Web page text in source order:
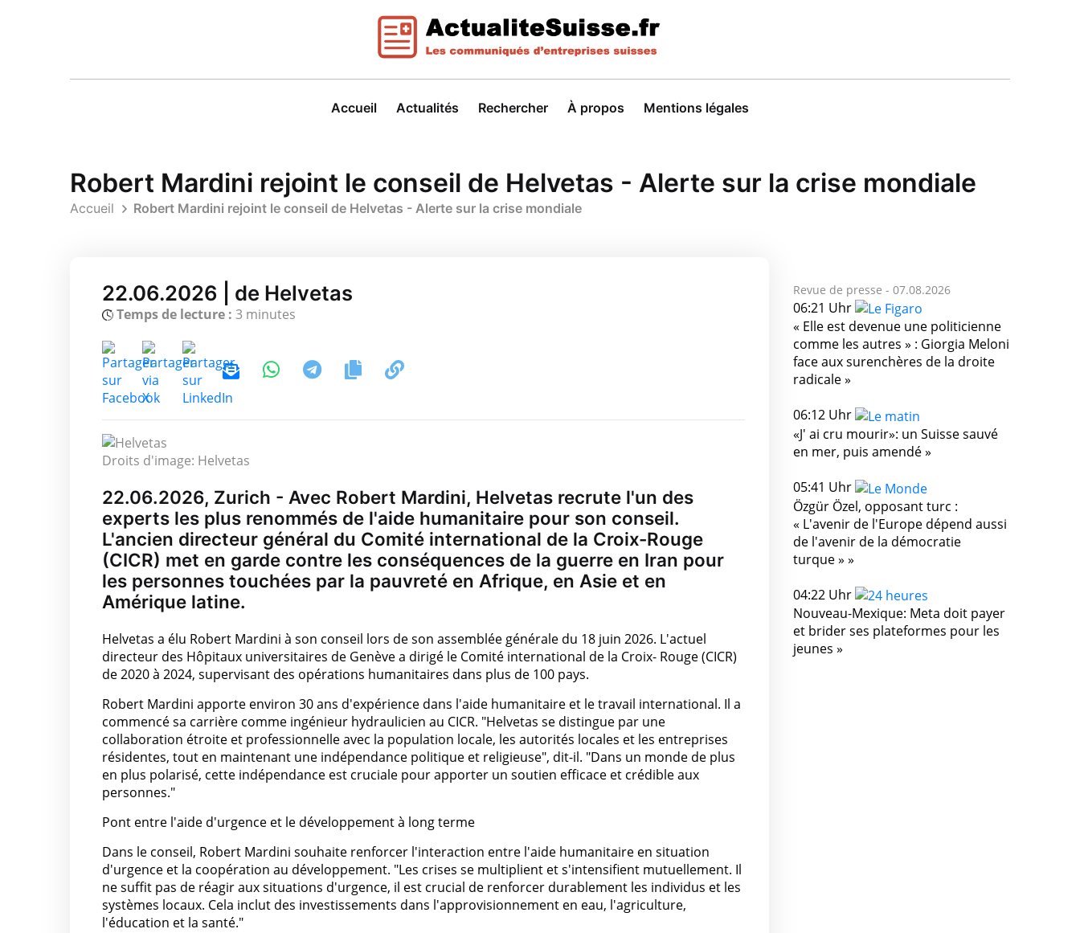
Accueil Actualités Rechercher À propos Mentions légales
Robert Mardini rejoint le conseil de Helvetas - Alerte sur la crise mondiale
Accueil Robert Mardini rejoint le conseil de Helvetas - Alerte sur la crise mondiale
22.06.2026 | de Helvetas
Temps de lecture : 3 minutes
Droits d'image: Helvetas
22.06.2026, Zurich - Avec Robert Mardini, Helvetas recrute l'un des
experts les plus renommés de l'aide humanitaire pour son conseil.
L'ancien directeur général du Comité international de la Croix-Rouge
(CICR) met en garde contre les conséquences de la guerre en Iran pour
les personnes touchées par la pauvreté en Afrique, en Asie et en
Amérique latine.
Helvetas a élu Robert Mardini à son conseil lors de son assemblée générale du 18 juin 2026. L'actuel
directeur des Hôpitaux universitaires de Genève a dirigé le Comité international de la Croix- Rouge (CICR)
de 2020 à 2024, supervisant des opérations humanitaires dans plus de 100 pays.
Robert Mardini apporte environ 30 ans d'expérience dans l'aide humanitaire et le travail international. Il a
commencé sa carrière comme ingénieur hydraulicien au CICR. "Helvetas se distingue par une
collaboration étroite et professionnelle avec la population locale, les autorités locales et les entreprises
résidentes, tout en maintenant une indépendance politique et religieuse", dit-il. "Dans un monde de plus
en plus polarisé, cette indépendance est cruciale pour apporter un soutien efficace et crédible aux
personnes."
Pont entre l'aide d'urgence et le développement à long terme
Dans le conseil, Robert Mardini souhaite renforcer l'interaction entre l'aide humanitaire en situation
d'urgence et la coopération au développement. "Les crises se multiplient et s'intensifient mutuellement. Il
ne suffit pas de réagir aux situations d'urgence, il est crucial de renforcer durablement les individus et les
systèmes locaux. Cela inclut des investissements dans l'approvisionnement en eau, l'agriculture,
l'éducation et la santé."
Revue de presse - 07.08.2026
06:21 Uhr
« Elle est devenue une politicienne
comme les autres » : Giorgia Meloni
face aux surenchères de la droite
radicale »
06:12 Uhr
«J' ai cru mourir»: un Suisse sauvé
en mer, puis amendé »
05:41 Uhr
Özgür Özel, opposant turc :
« L'avenir de l'Europe dépend aussi
de l'avenir de la démocratie
turque » »
04:22 Uhr
Nouveau-Mexique: Meta doit payer
et brider ses plateformes pour les
jeunes »